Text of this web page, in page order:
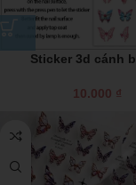
Sticker 3d cánh
10.000 ₫